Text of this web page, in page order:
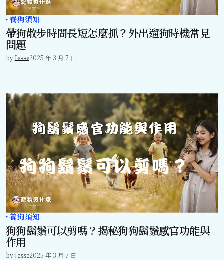
養狗須知
帶狗散步時間長短怎麼抓？外出遛狗時機常見
問題
byJesse2025 年 3 月 7 日
養狗須知
狗狗鬍鬚可以剪嗎？揭秘狗狗鬍鬚感官功能與
作用
byJesse2025 年 3 月 7 日